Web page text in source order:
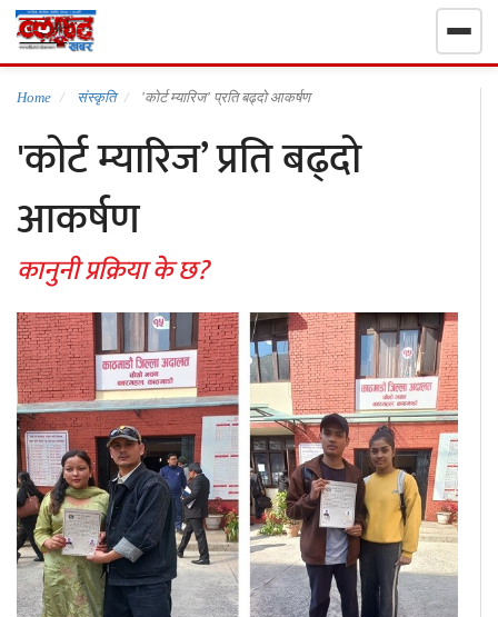
गृहपृष्ठ
निर्वाचन खबर
समाचार
राजनीति
राष्ट्रिय
खेलकुद
स्वास्थ्य
अपराध
छापा समाचार
Home संस्कृति 'कोर्ट म्यारिज’ प्रति बढ्दो आकर्षण
'कोर्ट म्यारिज’ प्रति बढ्दो
आकर्षण
कानुनी प्रक्रिया के छ?